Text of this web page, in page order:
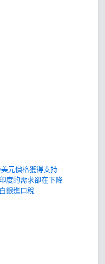
元價格獲得支持
度的需求卻在下降
銀進口稅